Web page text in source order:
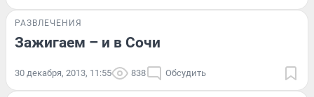
РАЗВЛЕЧЕНИЯ
Зажигаем – и в Сочи
30 декабря, 2013, 11:55 838 Обсудить